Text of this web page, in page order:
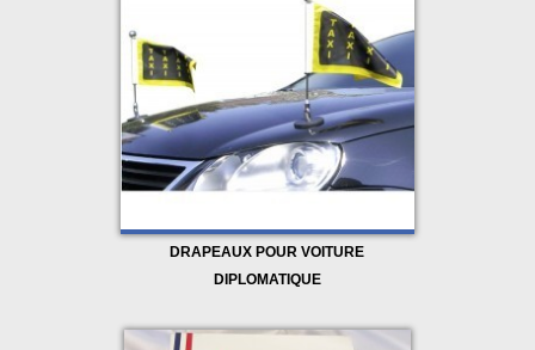
DRAPEAUX POUR VOITURE
DIPLOMATIQUE